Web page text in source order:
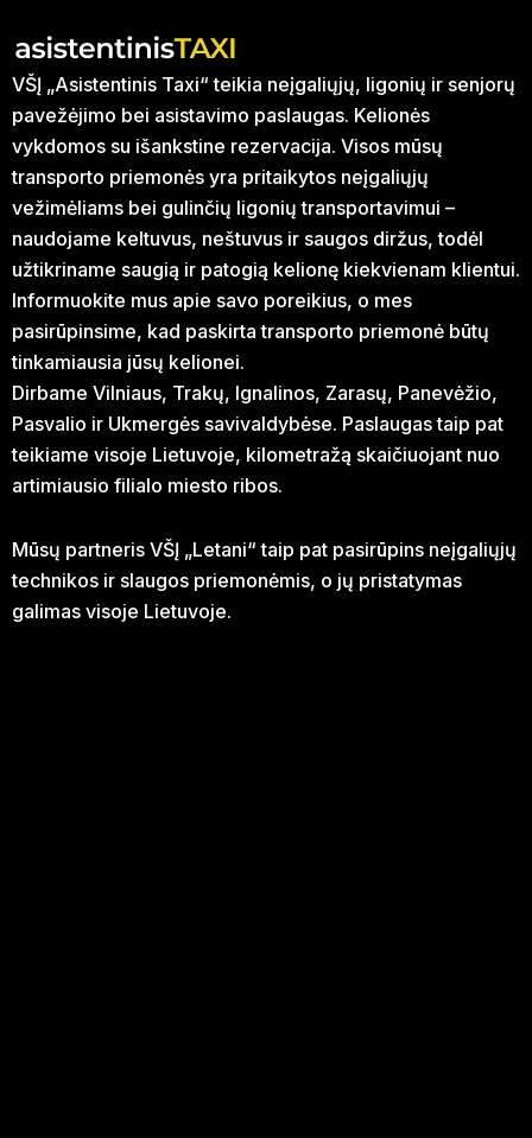
VŠĮ „Asistentinis Taxi“ teikia neįgaliųjų, ligonių ir senjorų
pavežėjimo bei asistavimo paslaugas. Kelionės
vykdomos su išankstine rezervacija. Visos mūsų
transporto priemonės yra pritaikytos neįgaliųjų
vežimėliams bei gulinčių ligonių transportavimui –
naudojame keltuvus, neštuvus ir saugos diržus, todėl
užtikriname saugią ir patogią kelionę kiekvienam klientui.
Informuokite mus apie savo poreikius, o mes
pasirūpinsime, kad paskirta transporto priemonė būtų
tinkamiausia jūsų kelionei.
Dirbame Vilniaus, Trakų, Ignalinos, Zarasų, Panevėžio,
Pasvalio ir Ukmergės savivaldybėse. Paslaugas taip pat
teikiame visoje Lietuvoje, kilometražą skaičiuojant nuo
artimiausio filialo miesto ribos.
Mūsų partneris VŠĮ „Letani“ taip pat pasirūpins neįgaliųjų
technikos ir slaugos priemonėmis, o jų pristatymas
galimas visoje Lietuvoje.